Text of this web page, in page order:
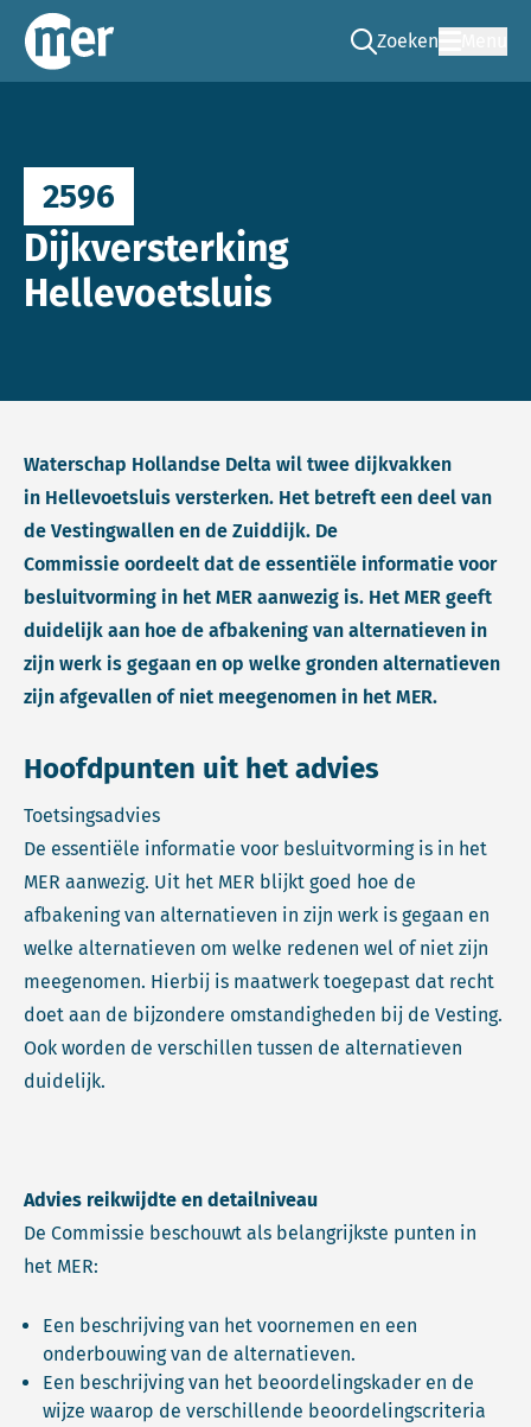
Commissie mer
Zoeken
Ga naar de zoek
2596
Dijkversterking
Hellevoetsluis
Waterschap Hollandse Delta wil twee dijkvakken
in Hellevoetsluis versterken. Het betreft een deel van
de Vestingwallen en de Zuiddijk. De
Commissie oordeelt dat de essentiële informatie voor
besluitvorming in het MER aanwezig is. Het MER geeft
duidelijk aan hoe de afbakening van alternatieven in
zijn werk is gegaan en op welke gronden alternatieven
zijn afgevallen of niet meegenomen in het MER.
Hoofdpunten uit het advies
Toetsingsadvies
De essentiële informatie voor besluitvorming is in het
MER aanwezig. Uit het MER blijkt goed hoe de
afbakening van alternatieven in zijn werk is gegaan en
welke alternatieven om welke redenen wel of niet zijn
meegenomen. Hierbij is maatwerk toegepast dat recht
doet aan de bijzondere omstandigheden bij de Vesting.
Ook worden de verschillen tussen de alternatieven
duidelijk.
Advies reikwijdte en detailniveau
De Commissie beschouwt als belangrijkste punten in
het MER:
Een beschrijving van het voornemen en een
onderbouwing van de alternatieven.
Een beschrijving van het beoordelingskader en de
wijze waarop de verschillende beoordelingscriteria